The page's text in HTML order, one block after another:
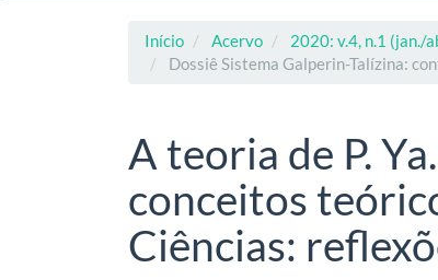
Início Acervo
2020: v.4, n.1 (jan./
Dossiê Sistema Galperin-Talízina:
A teoria de P.
conceitos
Ciências: